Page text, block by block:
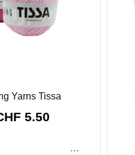
Yarns Tissa
5.50
...